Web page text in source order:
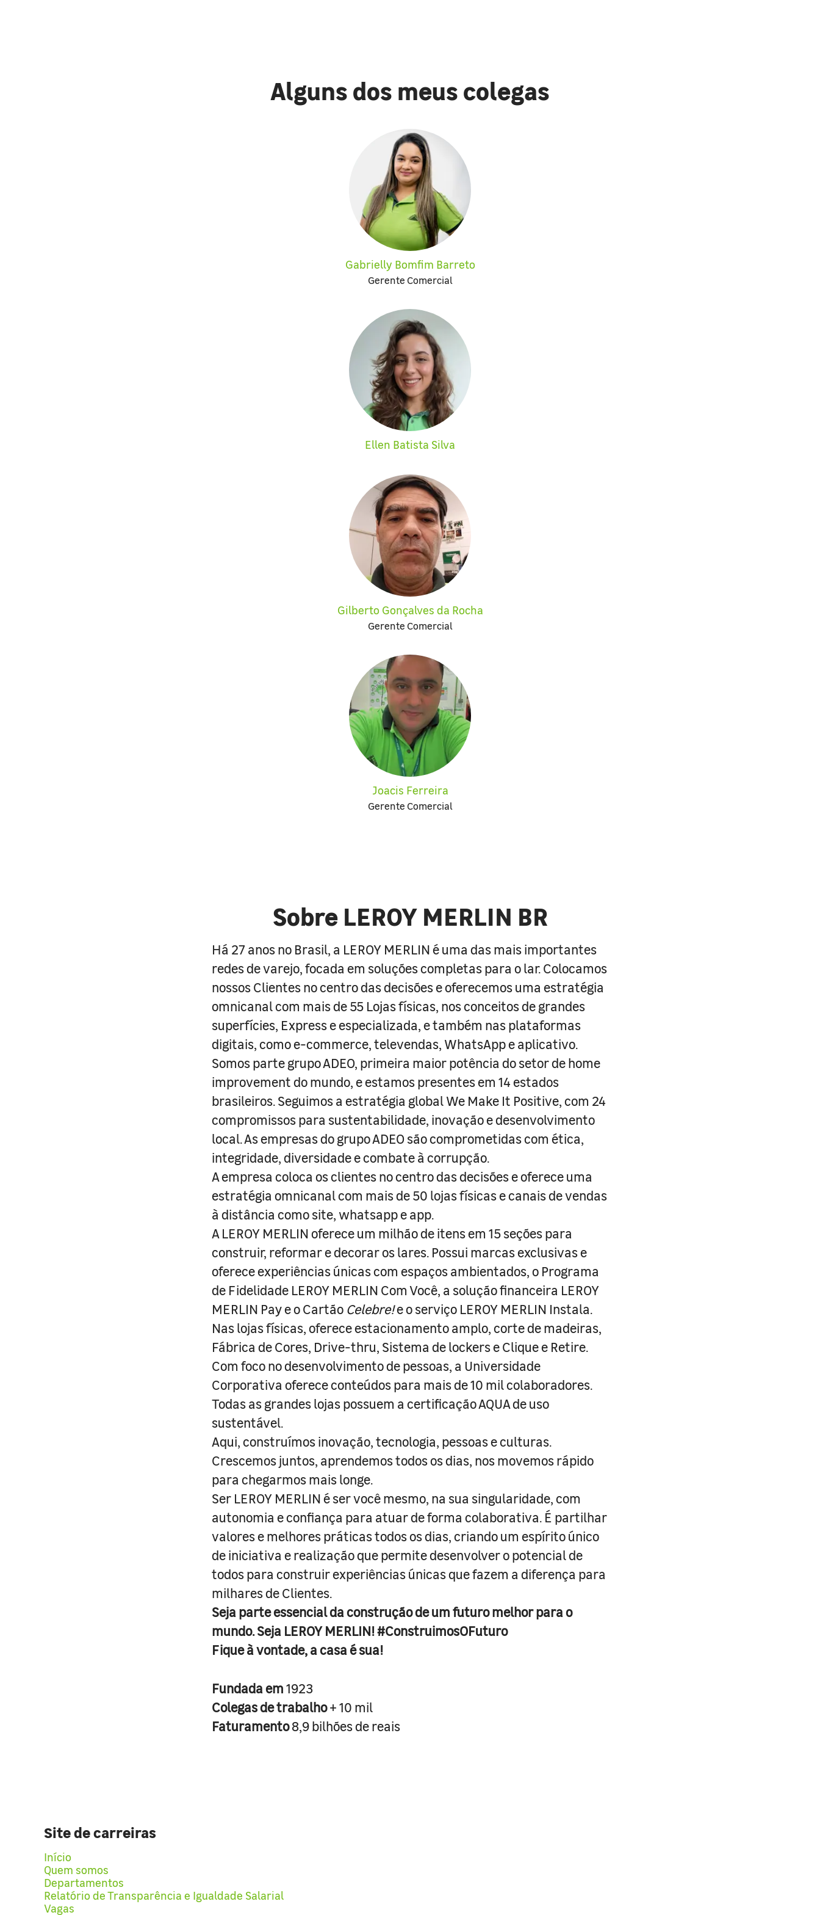
Alguns dos meus colegas
Gabrielly Bomfim Barreto
Gerente Comercial
Ellen Batista Silva
Gilberto Gonçalves da Rocha
Gerente Comercial
Joacis Ferreira
Gerente Comercial
Sobre LEROY MERLIN BR
Há 27 anos no Brasil, a LEROY MERLIN é uma das mais importantes
redes de varejo, focada em soluções completas para o lar. Colocamos
nossos Clientes no centro das decisões e oferecemos uma estratégia
omnicanal com mais de 55 Lojas físicas, nos conceitos de grandes
superfícies, Express e especializada, e também nas plataformas
digitais, como e-commerce, televendas, WhatsApp e aplicativo.
Somos parte grupo ADEO, primeira maior potência do setor de home
improvement do mundo, e estamos presentes em 14 estados
brasileiros. Seguimos a estratégia global We Make It Positive, com 24
compromissos para sustentabilidade, inovação e desenvolvimento
local. As empresas do grupo ADEO são comprometidas com ética,
integridade, diversidade e combate à corrupção.
A empresa coloca os clientes no centro das decisões e oferece uma
estratégia omnicanal com mais de 50 lojas físicas e canais de vendas
à distância como site, whatsapp e app.
A LEROY MERLIN oferece um milhão de itens em 15 seções para
construir, reformar e decorar os lares. Possui marcas exclusivas e
oferece experiências únicas com espaços ambientados, o Programa
de Fidelidade LEROY MERLIN Com Você, a solução financeira LEROY
MERLIN Pay e o Cartão Celebre!e o serviço LEROY MERLIN Instala.
Nas lojas físicas, oferece estacionamento amplo, corte de madeiras,
Fábrica de Cores, Drive-thru, Sistema de lockers e Clique e Retire.
Com foco no desenvolvimento de pessoas, a Universidade
Corporativa oferece conteúdos para mais de 10 mil colaboradores.
Todas as grandes lojas possuem a certificação AQUA de uso
sustentável.
Aqui, construímos inovação, tecnologia, pessoas e culturas.
Crescemos juntos, aprendemos todos os dias, nos movemos rápido
para chegarmos mais longe.
Ser LEROY MERLIN é ser você mesmo, na sua singularidade, com
autonomia e confiança para atuar de forma colaborativa. É partilhar
valores e melhores práticas todos os dias, criando um espírito único
de iniciativa e realização que permite desenvolver o potencial de
todos para construir experiências únicas que fazem a diferença para
milhares de Clientes.
Seja parte essencial da construção de um futuro melhor para o
mundo. Seja LEROY MERLIN! #ConstruimosOFuturo
Fique à vontade, a casa é sua!
Fundada em1923
Colegas de trabalho+ 10 mil
Faturamento8,9 bilhões de reais
Site de carreiras
Início
Quem somos
Departamentos
Relatório de Transparência e Igualdade Salarial
Vagas